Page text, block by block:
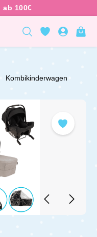
Kombikinderwagen